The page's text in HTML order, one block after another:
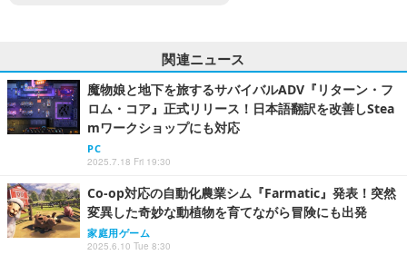
関連ニュース
魔物娘と地下を旅するサバイバルADV『リターン・フ
ロム・コア』正式リリース！日本語翻訳を改善しStea
mワークショップにも対応
PC
2025.7.18 Fri 19:30
Co-op対応の自動化農業シム『Farmatic』発表！突然
変異した奇妙な動植物を育てながら冒険にも出発
家庭用ゲーム
2025.6.10 Tue 8:30